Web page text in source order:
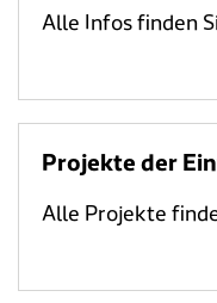
Alle Infos finden
Projekte der
Alle Projekte